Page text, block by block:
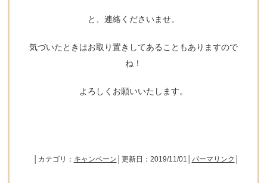
と、連絡くださいませ。
気づいたときはお取り置きしてあることもありますので
ね！
よろしくお願いいたします。
│カテゴリ： キャンペーン │更新日：2019/11/01│ パーマリンク